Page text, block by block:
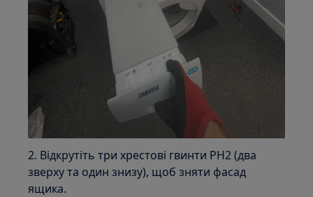
2. Відкрутіть три хрестові гвинти PH2 (два
зверху та один знизу), щоб зняти фасад
ящика.